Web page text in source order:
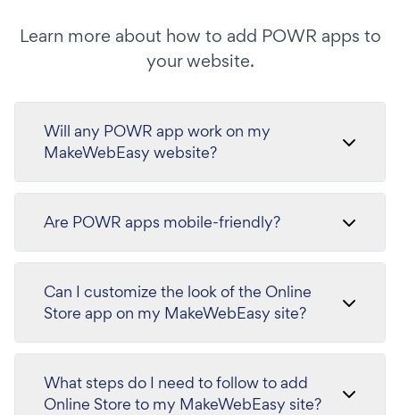
Learn more about how to add POWR apps to
your website.
Will any POWR app work on my
MakeWebEasy website?
Are POWR apps mobile-friendly?
Can I customize the look of the Online
Store app on my MakeWebEasy site?
What steps do I need to follow to add
Online Store to my MakeWebEasy site?